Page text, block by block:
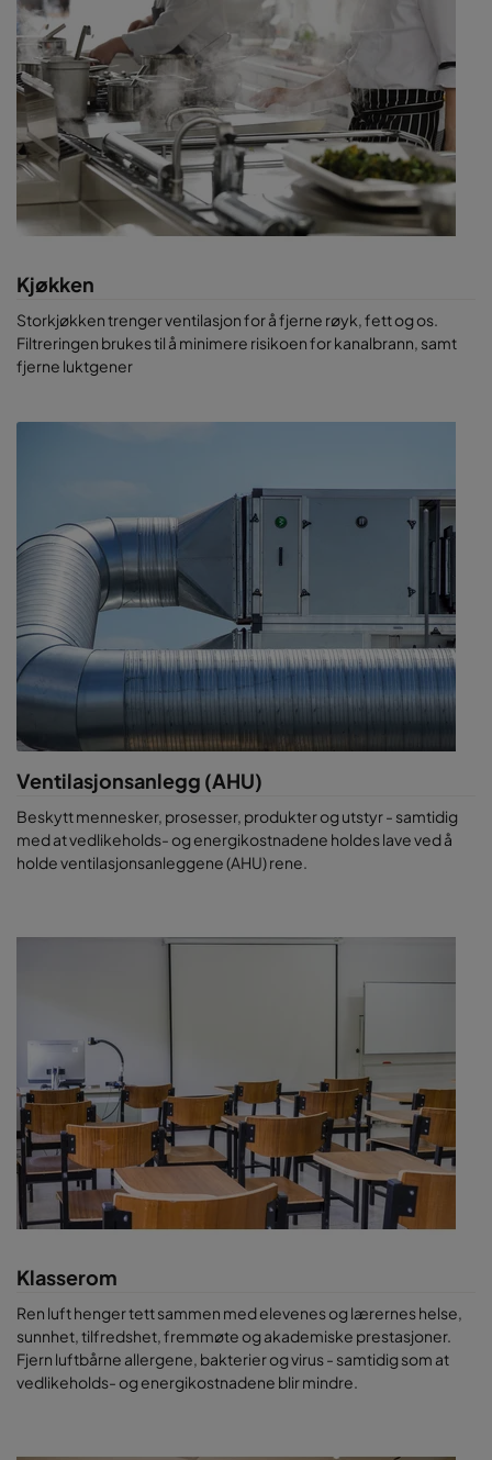
forskningslaboratorier.
Camfil tilbyr robuste og spesifikke løsninger til
partikkelfiltrering, molekylærfiltrering og smittevernfor alle
typer luftkvalitetsproblemer - til alle typer
utdanningsinstitusjoner.
Fordelene med god innendørs
luftkvalitet på
utdanningsinstitusjoner
energieffektiviteten
·
Reduserer kravene til ventilasjon av uteluft
·
Kjøkken
Storkjøkken trenger ventilasjon for å fjerne røyk, fett og os.
Filtreringen brukes til å minimere risikoen for kanalbrann, samt
fjerne luktgener
Ventilasjonsanlegg (AHU)
Beskytt mennesker, prosesser, produkter og utstyr - samtidig
med at vedlikeholds- og energikostnadene holdes lave ved å
holde ventilasjonsanleggene (AHU) rene.
Klasserom
Ren luft henger tett sammen med elevenes og lærernes helse,
sunnhet, tilfredshet, fremmøte og akademiske prestasjoner.
Fjern luftbårne allergene, bakterier og virus - samtidig som at
vedlikeholds- og energikostnadene blir mindre.